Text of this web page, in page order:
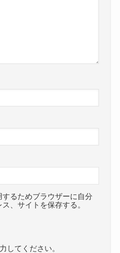
るためブラウザーに自分
、サイトを保存する。
してください。